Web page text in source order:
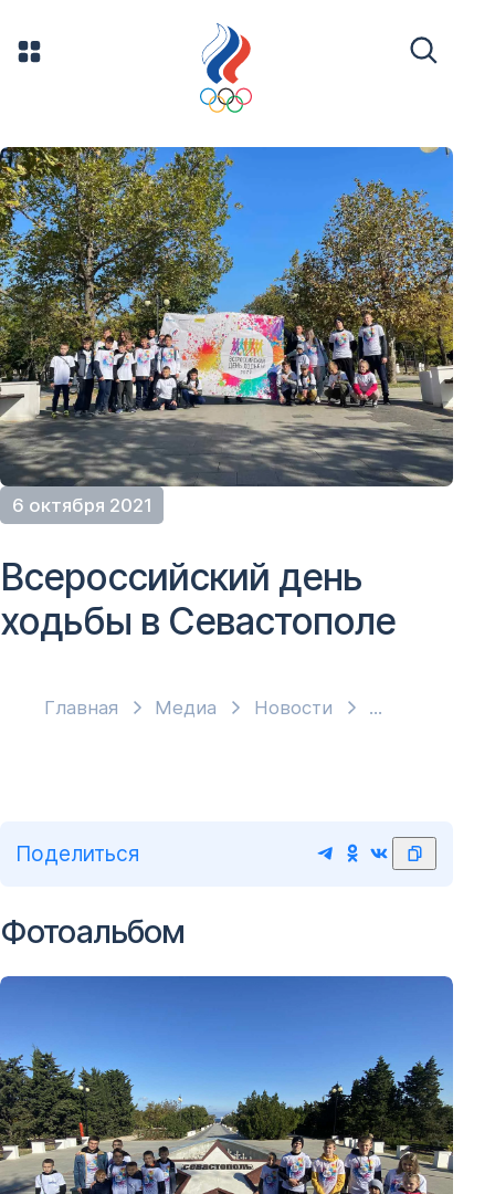
6 октября 2021
Главная Медиа Новости
Всероссийский день
ходьбы в Севастополе
Поделиться
Фотоальбом